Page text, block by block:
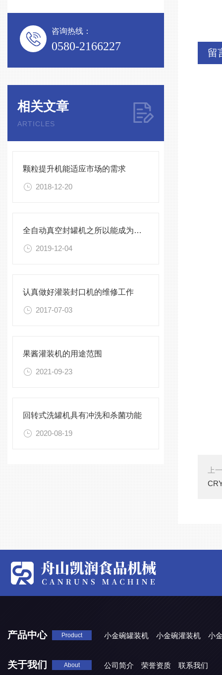
咨询热线：
0580-2166227
相关文章
ARTICLES
颗粒提升机能适应市场的需求
2018-12-20
全自动真空封罐机之所以能成为主流,这些才是关键
2019-12-04
认真做好灌装封口机的维修工作
2017-07-03
果酱灌装机的用途范围
2021-09-23
回转式洗罐机具有冲洗和杀菌功能
2020-08-19
留
上
产品中心 Product 小金碗罐装机 小金碗灌装机 小
关于我们 About 公司简介 荣誉资质 联系我们